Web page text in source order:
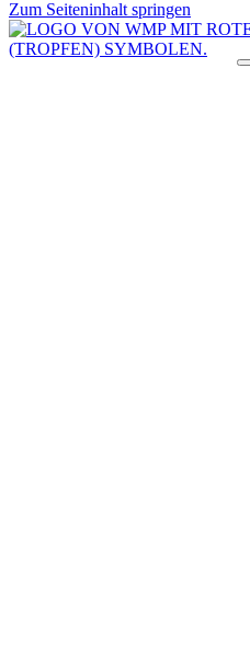
Zum Seiteninhalt springen